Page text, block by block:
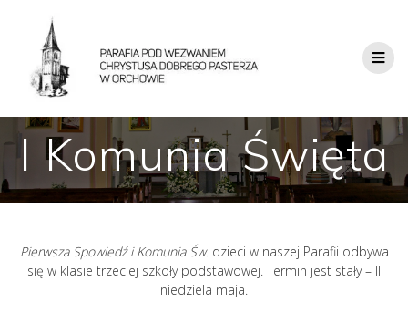
I Komunia Święta
Pierwsza Spowiedź i Komunia Św.dzieci w naszej Parafii odbywa
się w klasie trzeciej szkoły podstawowej. Termin jest stały – II
niedziela maja.